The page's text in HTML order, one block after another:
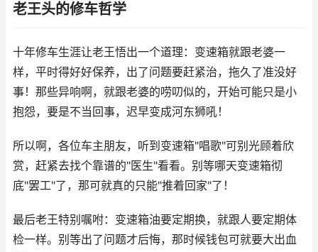
老王头的修车哲学
十年修车生涯让老王悟出一个道理：变速箱就跟老婆一
样，平时得好好保养，出了问题要赶紧治，拖久了准没好
事！那些异响啊，就跟老婆的唠叨似的，开始可能只是小
抱怨，要是不当回事，迟早变成河东狮吼！
所以啊，各位车主朋友，听到变速箱"唱歌"可别光顾着欣
赏，赶紧去找个靠谱的"医生"看看。别等哪天变速箱彻
底"罢工"了，那可就真的只能"推着回家"了！
最后老王特别嘱咐：变速箱油要定期换，就跟人要定期体
检一样。别等出了问题才后悔，那时候钱包可就要大出血